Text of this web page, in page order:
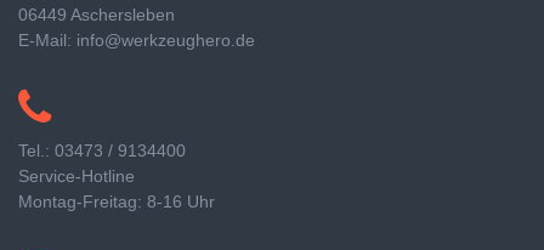
06449 Aschersleben
E-Mail: info@werkzeughero.de
Tel.: 03473 / 9134400
Service-Hotline
Montag-Freitag: 8-16 Uhr